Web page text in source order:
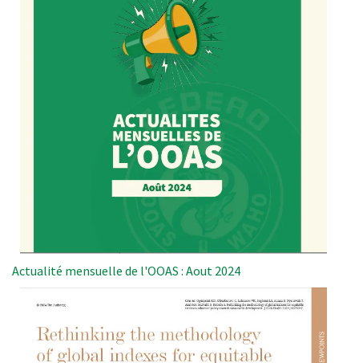
Actualité mensuelle de l'OOAS : Aout 2024